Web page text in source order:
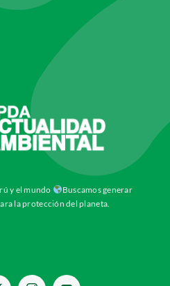
y el mundo
Buscamos generar
la protección del planeta.